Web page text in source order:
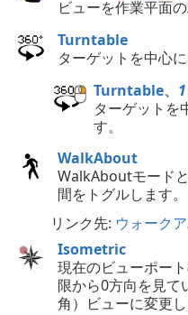
ビューを作業平面
Turntable
ターゲットを中心
Turntable、
ターゲットを
す。
WalkAbout
WalkAboutモード
間をトグルします。
リンク先: ウォーク
Isometric
現在のビューポー
限から0方向を見て
角）ビューに変更し